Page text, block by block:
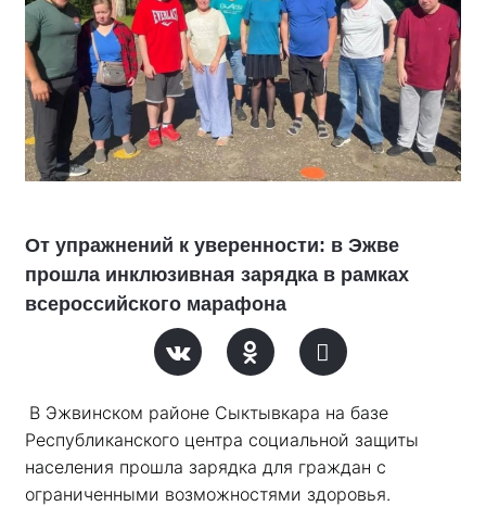
От упражнений к уверенности: в Эжве
прошла инклюзивная зарядка в рамках
всероссийского марафона
В Эжвинском районе Сыктывкара на базе
Республиканского центра социальной защиты
населения прошла зарядка для граждан с
ограниченными возможностями здоровья.